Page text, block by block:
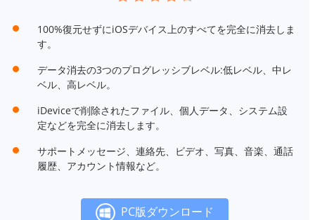
100%復元せずにiOSデバイス上のすべてを完全に消去しま
す。
データ消去の3つのプログレッシブレベル:低レベル、中レ
ベル、高レベル。
iDeviceで削除されたファイル、個人データ、システム設
定などを完全に消去します。
サポートメッセージ、連絡先、ビデオ、写真、音楽、通話
履歴、アカウント情報など。
PC版ダウンロード